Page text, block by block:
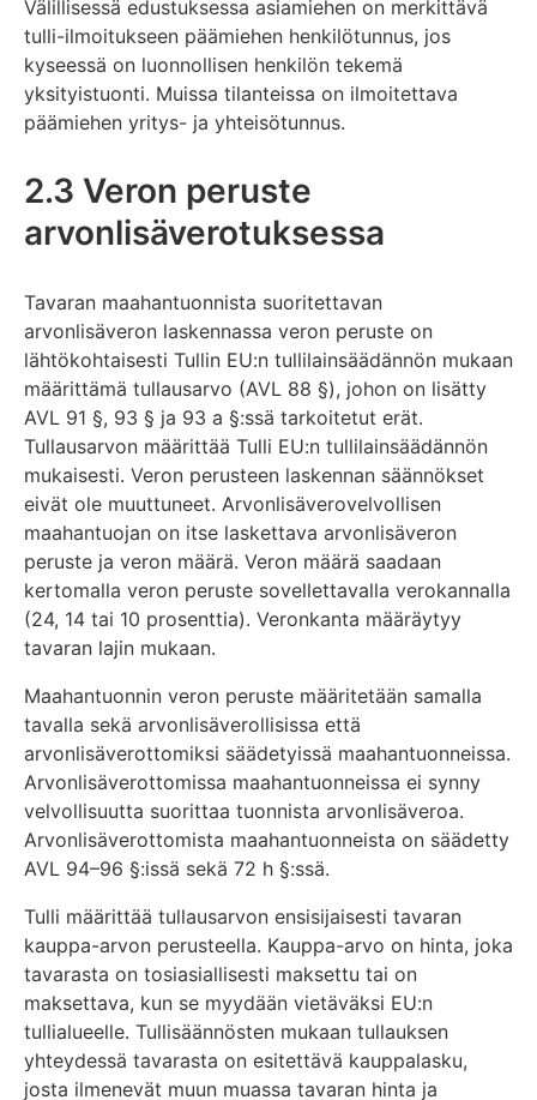
Välillisessä edustuksessa asiamiehen on merkittävä
tulli-ilmoitukseen päämiehen henkilötunnus, jos
kyseessä on luonnollisen henkilön tekemä
yksityistuonti. Muissa tilanteissa on ilmoitettava
päämiehen yritys- ja yhteisötunnus.
2.3 Veron peruste
arvonlisäverotuksessa
Tavaran maahantuonnista suoritettavan
arvonlisäveron laskennassa veron peruste on
lähtökohtaisesti Tullin EU:n tullilainsäädännön mukaan
määrittämä tullausarvo (AVL 88 §), johon on lisätty
AVL 91 §, 93 § ja 93 a §:ssä tarkoitetut erät.
Tullausarvon määrittää Tulli EU:n tullilainsäädännön
mukaisesti. Veron perusteen laskennan säännökset
eivät ole muuttuneet. Arvonlisäverovelvollisen
maahantuojan on itse laskettava arvonlisäveron
peruste ja veron määrä. Veron määrä saadaan
kertomalla veron peruste sovellettavalla verokannalla
(24, 14 tai 10 prosenttia). Veronkanta määräytyy
tavaran lajin mukaan.
Maahantuonnin veron peruste määritetään samalla
tavalla sekä arvonlisäverollisissa että
arvonlisäverottomiksi säädetyissä maahantuonneissa.
Arvonlisäverottomissa maahantuonneissa ei synny
velvollisuutta suorittaa tuonnista arvonlisäveroa.
Arvonlisäverottomista maahantuonneista on säädetty
AVL 94–96 §:issä sekä 72 h §:ssä.
Tulli määrittää tullausarvon ensisijaisesti tavaran
kauppa-arvon perusteella. Kauppa-arvo on hinta, joka
tavarasta on tosiasiallisesti maksettu tai on
maksettava, kun se myydään vietäväksi EU:n
tullialueelle. Tullisäännösten mukaan tullauksen
yhteydessä tavarasta on esitettävä kauppalasku,
josta ilmenevät muun muassa tavaran hinta ja